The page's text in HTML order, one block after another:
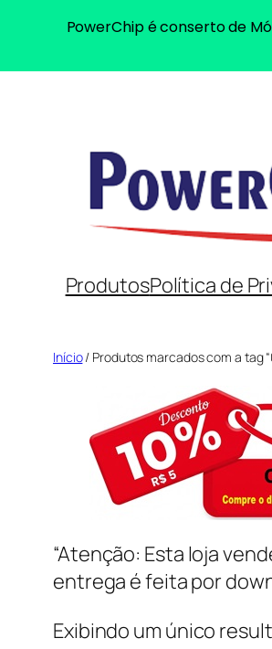
ProdutosPolítica de
Início/ Produtos marcados com a tag
“Atenção: Esta loja
entrega é feita por
Exibindo um único
PowerChip é conserto de